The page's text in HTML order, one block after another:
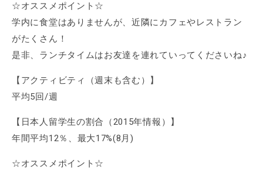
☆オススメポイント☆
学内に食堂はありませんが、近隣にカフェやレストラン
がたくさん！
是非、ランチタイムはお友達を連れていってくださいね♪
【アクティビティ（週末も含む）】
平均5回/週
【日本人留学生の割合（2015年情報）】
年間平均12％、最大17%(8月)
☆オススメポイント☆